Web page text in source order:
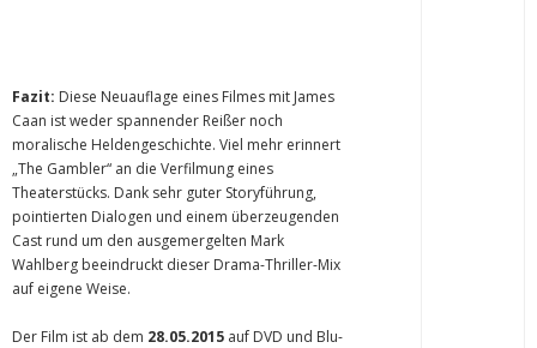
Fazit: Diese Neuauflage eines Filmes mit James
Caan ist weder spannender Reißer noch
moralische Heldengeschichte. Viel mehr erinnert
„The Gambler“ an die Verfilmung eines
Theaterstücks. Dank sehr guter Storyführung,
pointierten Dialogen und einem überzeugenden
Cast rund um den ausgemergelten Mark
Wahlberg beeindruckt dieser Drama-Thriller-Mix
auf eigene Weise.
Der Film ist ab dem 28.05.2015 auf DVD und Blu-